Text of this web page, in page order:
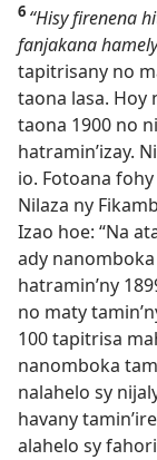
6 “Hisy firenena
fanjakana
tapitrisany no
taona lasa. Hoy
taona 1900 no
hatramin’izay.
io. Fotoana
Nilaza ny
Izao hoe: “Na
ady
hatramin’ny
no maty
100 tapitrisa
nanomboka
nalahelo sy
havany
alahelo sy